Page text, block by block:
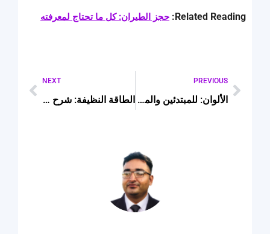
Related Reading: حجز الطيران: كل ما تحتاج لمعرفته
PREVIOUS
الألوان: للمبتدئين والمتقدمين
NEXT
الطاقة النظيفة: شرح شامل